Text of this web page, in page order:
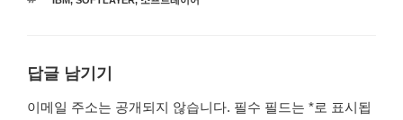
고
답글 남기기
이메일 주소는 공개되지 않습니다. 필수 필드는 *로 표시됩